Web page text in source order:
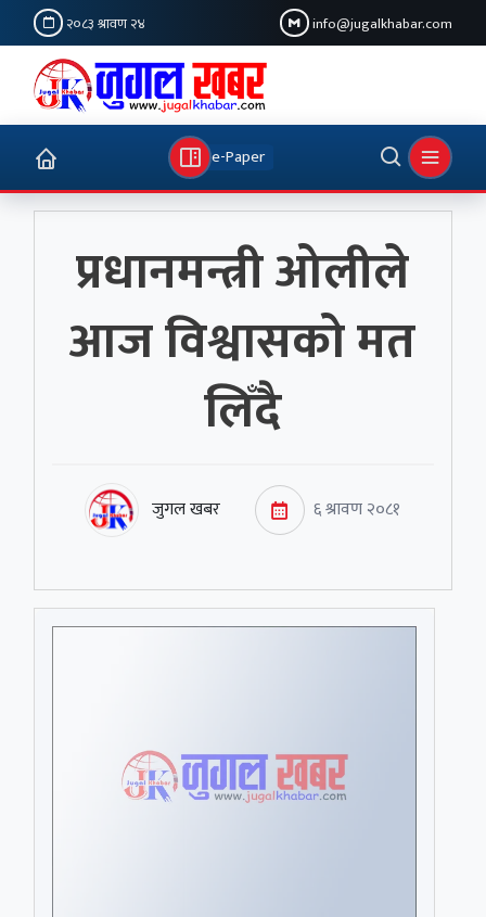
२०८३ श्रावण २४ info@jugalkhabar.com
e-Paper
प्रधानमन्त्री ओलीले
आज विश्वासको मत
लिँदै
जुगल खबर ६ श्रावण २०८१